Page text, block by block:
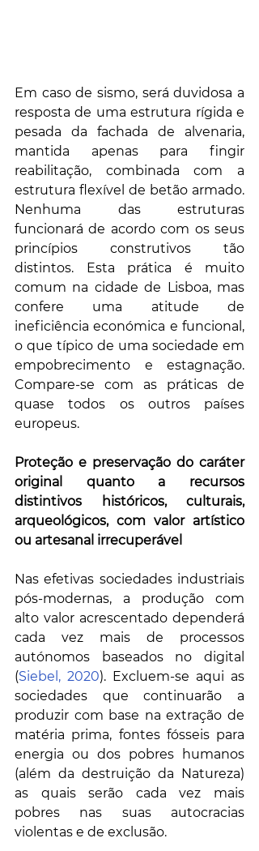
Em caso de sismo, será duvidosa a
resposta de uma estrutura rígida e
pesada da fachada de alvenaria,
mantida apenas para fingir
reabilitação, combinada com a
estrutura flexível de betão armado.
Nenhuma das estruturas
funcionará de acordo com os seus
princípios construtivos tão
distintos. Esta prática é muito
comum na cidade de Lisboa, mas
confere uma atitude de
ineficiência económica e funcional,
o que típico de uma sociedade em
empobrecimento e estagnação.
Compare-se com as práticas de
quase todos os outros países
europeus.
Proteção e preservação do caráter
original quanto a recursos
distintivos históricos, culturais,
arqueológicos, com valor artístico
ou artesanal irrecuperável
Nas efetivas sociedades industriais
pós-modernas, a produção com
alto valor acrescentado dependerá
cada vez mais de processos
autónomos baseados no digital
(Siebel, 2020). Excluem-se aqui as
sociedades que continuarão a
produzir com base na extração de
matéria prima, fontes fósseis para
energia ou dos pobres humanos
(além da destruição da Natureza)
as quais serão cada vez mais
pobres nas suas autocracias
violentas e de exclusão.